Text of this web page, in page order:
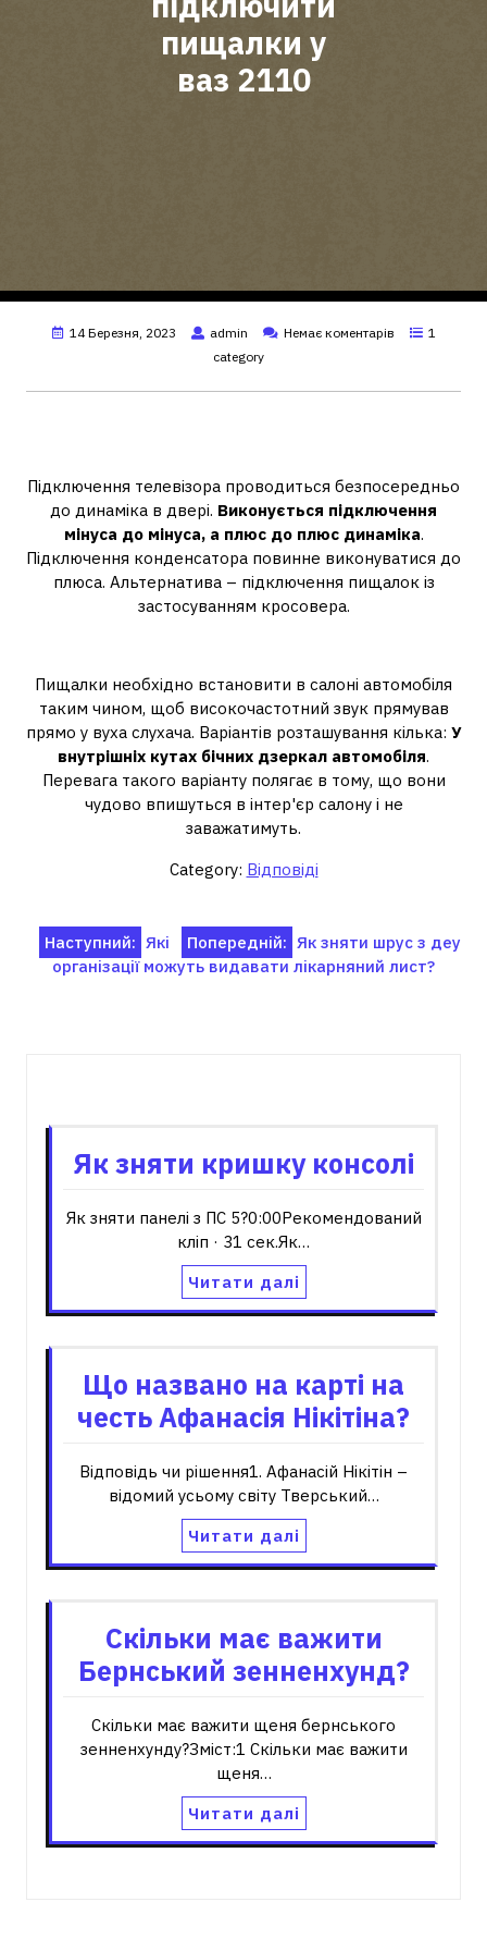
пищалки у
ваз 2110
14 Березня, 2023 admin Немає коментарів
1
category
Підключення телевізора проводиться безпосередньо
до динаміка в двері. Виконується підключення
мінуса до мінуса, а плюс до плюс динаміка.
Підключення конденсатора повинне виконуватися до
плюса. Альтернатива – підключення пищалок із
застосуванням кросовера.
Пищалки необхідно встановити в салоні автомобіля
таким чином, щоб високочастотний звук прямував
прямо у вуха слухача. Варіантів розташування кілька: У
внутрішніх кутах бічних дзеркал автомобіля.
Перевага такого варіанту полягає в тому, що вони
чудово впишуться в інтер'єр салону і не
заважатимуть.
Category: Відповіді
Навігація
записів
Попередній: Як зняти шрус з деу
Наступний: Які
організації можуть видавати лікарняний лист?
Як зняти кришку консолі
Як зняти панелі з ПС 5?0:00Рекомендований
кліп · 31 сек.Як…
Читати далі
Що названо на карті на
честь Афанасія Нікітіна?
Відповідь чи рішення1. Афанасій Нікітін –
відомий усьому світу Тверський…
Читати далі
Скільки має важити
Бернський зенненхунд?
Скільки має важити щеня бернського
зенненхунду?Зміст:1 Скільки має важити
щеня…
Читати далі